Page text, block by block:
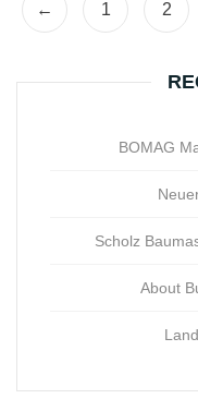
← 1 2
BOMAG
Scholz
About